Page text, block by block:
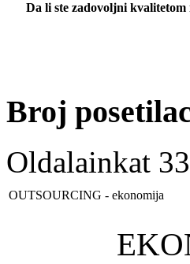
Da li ste zadovoljni kvalitetom
Broj
Oldalainkat
OUTSOURCING - ekonomija